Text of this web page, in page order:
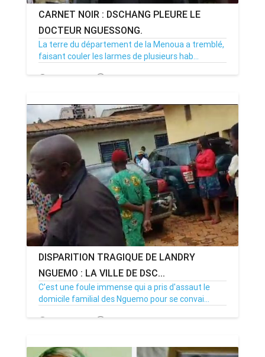
CARNET NOIR : DSCHANG PLEURE LE
DOCTEUR NGUESSONG.
La terre du département de la Menoua a tremblé,
faisant couler les larmes de plusieurs hab...
10/09/24 Par MenouActu 0
DISPARITION TRAGIQUE DE LANDRY
NGUEMO : LA VILLE DE DSC...
C'est une foule immense qui a pris d'assaut le
domicile familial des Nguemo pour se convai...
27/06/24 Par MenouActu 0